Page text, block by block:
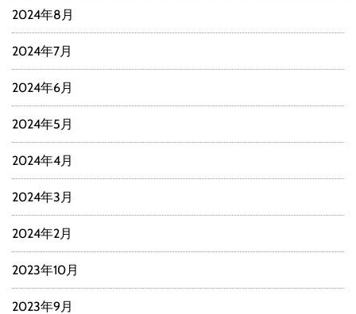
2024年8月
2024年7月
2024年6月
2024年5月
2024年4月
2024年3月
2024年2月
2023年10月
2023年9月